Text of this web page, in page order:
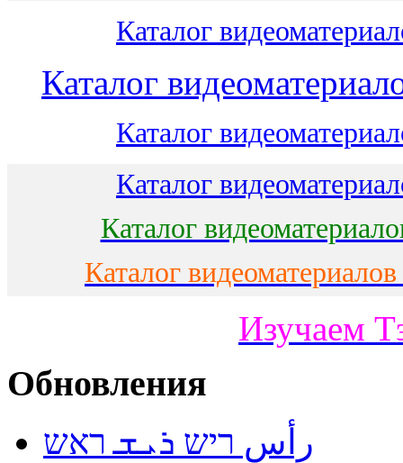
Каталог
Каталог
Каталог
Каталог
Каталог
Каталог
Изучаем
Обновления
رأس ריש ܪܝܫ ראש